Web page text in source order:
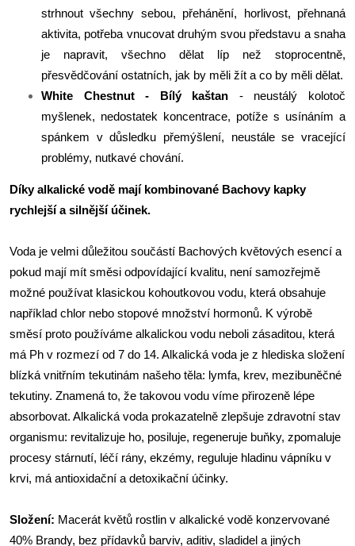
strhnout všechny sebou, přehánění, horlivost, přehnaná
aktivita, potřeba vnucovat druhým svou představu a snaha
je napravit, všechno dělat líp než stoprocentně,
přesvědčování ostatních, jak by měli žít a co by měli dělat.
White Chestnut - Bílý kaštan - neustálý kolotoč
myšlenek, nedostatek koncentrace, potíže s usínáním a
spánkem v důsledku přemýšlení, neustále se vracející
problémy, nutkavé chování.
Díky alkalické vodě mají kombinované Bachovy kapky
rychlejší a silnější účinek.
Voda je velmi důležitou součástí Bachových květových esencí a
pokud mají mít směsi odpovídající kvalitu, není samozřejmě
možné používat klasickou kohoutkovou vodu, která obsahuje
například chlor nebo stopové množství hormonů. K výrobě
směsí proto používáme alkalickou vodu neboli zásaditou, která
má Ph v rozmezí od 7 do 14. Alkalická voda je z hlediska složení
blízká vnitřním tekutinám našeho těla: lymfa, krev, mezibuněčné
tekutiny. Znamená to, že takovou vodu víme přirozeně lépe
absorbovat. Alkalická voda prokazatelně zlepšuje zdravotní stav
organismu: revitalizuje ho, posiluje, regeneruje buňky, zpomaluje
procesy stárnutí, léčí rány, ekzémy, reguluje hladinu vápníku v
krvi, má antioxidační a detoxikační účinky.
Složení: Macerát květů rostlin v alkalické vodě konzervované
40% Brandy, bez přídavků barviv, aditiv, sladidel a jiných